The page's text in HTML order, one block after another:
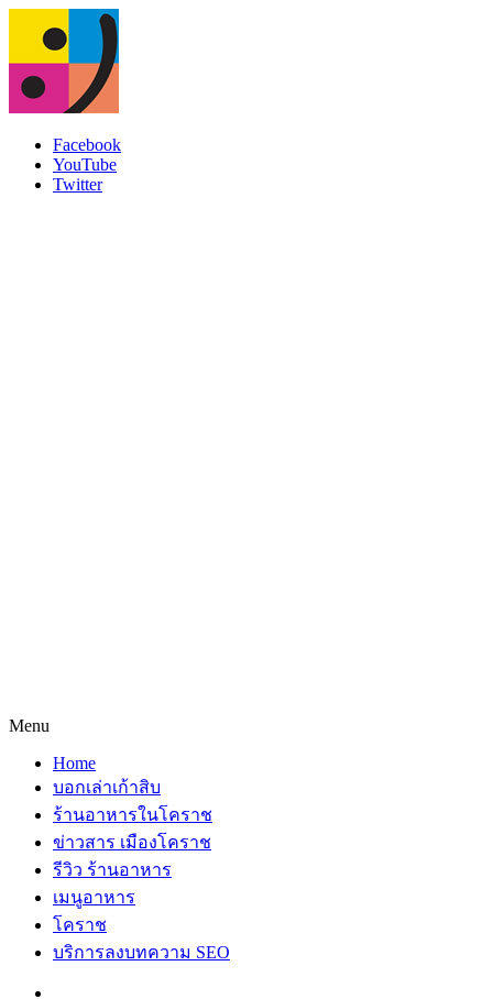
Facebook
YouTube
Twitter
Menu
Home
บอกเล่าเก้าสิบ
ร้านอาหารในโคราช
ข่าวสาร เมืองโคราช
รีวิว ร้านอาหาร
เมนูอาหาร
โคราช
บริการลงบทความ SEO